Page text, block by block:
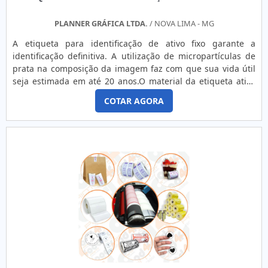
PLANNER GRÁFICA LTDA. / NOVA LIMA - MG
A etiqueta para identificação de ativo fixo garante a
identificação definitiva. A utilização de micropartículas de
prata na composição da imagem faz com que sua vida útil
seja estimada em até 20 anos.O material da etiqueta ativo
fixo é o único no mercado a ter a característica 'real-photo',
pois é exatamente como uma fotografia direta no alumínio;
não se trata de impressão fotográfica por jatos de tinta e
nem ao menos utiliza qualquer tipo de tinta quando se
para formar a imagem.Outras características - Silverplate
Foil 0,08: É feita em 100% alumínio com espessura de 0,08
mm, ou seja, menos de um décimo de milímetro. É
especialmente indicada para a identificação de
equipamentos delicados, como celulares, calculadoras
eletrônicas, equipamentos médico-hospitalares e,
principalmente, onde se tenham superfícies curvas. -
Silverplate 0,30: Com espessura de 0,3 mm, ideal para a
maioria dos ativos fixos como mesas, cadeiras,
COTAR AGORA